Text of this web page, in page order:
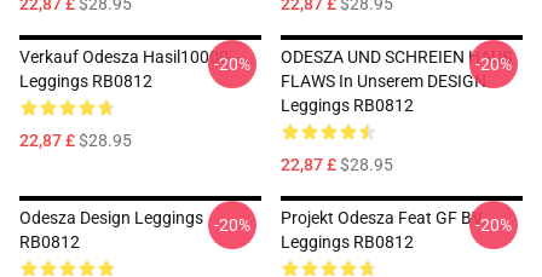
Verkauf Odesza Hasil10000
Leggings RB0812
22,87 £$28.95
-20%
ODESZA UND SCHREIEN HAUS
FLAWS In Unserem DESIGN
Leggings RB0812
22,87 £$28.95
-20%
Odesza Design Leggings
RB0812
-20%
Projekt Odesza Feat GF BV
Leggings RB0812
-20%